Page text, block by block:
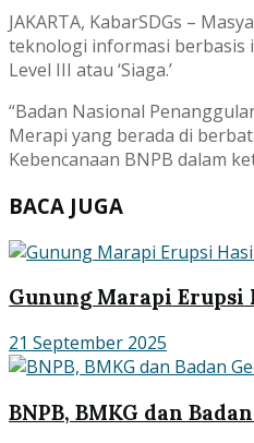
JAKARTA, KabarSDGs –
teknologi informasi berbasis
Level III atau ‘Siaga.’
“Badan Nasional
Merapi yang berada di
Kebencanaan BNPB dalam
BACA JUGA
Gunung Marapi Erupsi
21 September 2025
BNPB, BMKG dan